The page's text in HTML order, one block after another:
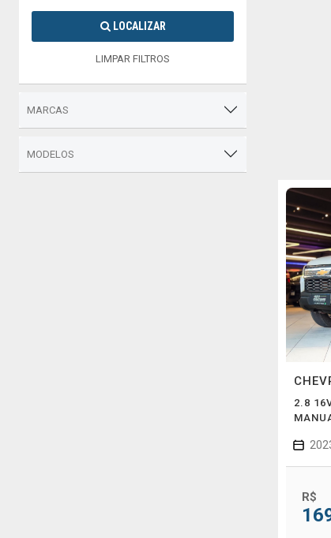
LOCALIZAR
LIMPAR FILTROS
MARCAS
MODELOS
2.8
R$